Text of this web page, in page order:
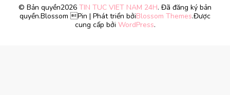
© Bản quyền2026 TIN TUC VIET NAM 24H. Đã đăng ký bản
quyền.Blossom Pin | Phát triển bởiBlossom Themes.Được
cung cấp bởi WordPress.